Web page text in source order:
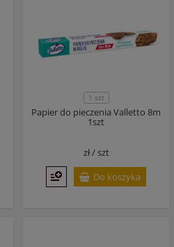
1 szt
Papier do pieczenia Valletto 8m
1szt
zł /szt
Do koszyka